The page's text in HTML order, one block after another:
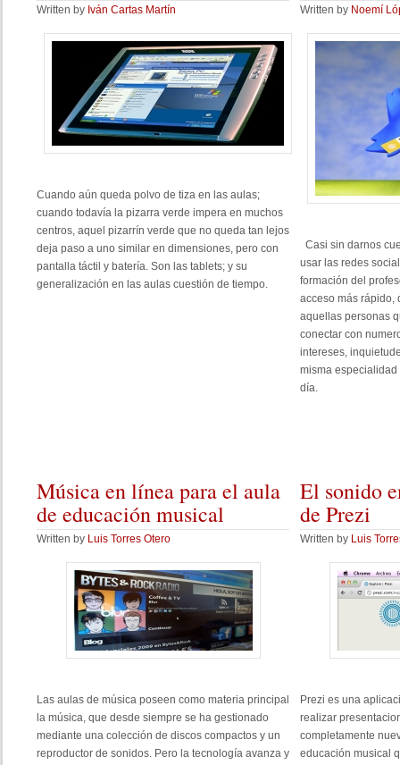
Written by Iván Cartas Martín
Cuando aún queda polvo de tiza en las aulas;
cuando todavía la pizarra verde impera en muchos
centros, aquel pizarrín verde que no queda tan lejos
deja paso a uno similar en dimensiones, pero con
pantalla táctil y batería. Son las tablets; y su
generalización en las aulas cuestión de tiempo.
Written by Noemí
Casi sin darnos
usar las redes
formación del
acceso más rápido,
aquellas personas
conectar con
intereses,
misma
día.
Músicaen línea para el aula
de educación musical
Written by Luis Torres Otero
Las aulas de música poseen como materia principal
la música, que desde siempre se ha gestionado
mediante una colección de discos compactos y un
reproductor de sonidos. Pero la tecnología avanza y
El sonido
de Prezi
Written by Luis
Prezi es una
realizar
completamente
educación musical